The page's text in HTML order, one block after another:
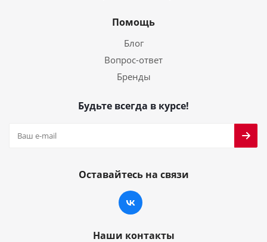
Помощь
Блог
Вопрос-ответ
Бренды
Будьте всегда в курсе!
Оставайтесь на связи
Наши контакты